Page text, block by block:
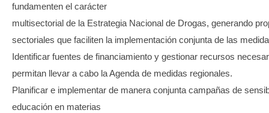
fundamenten el carácter
multisectorial de la Estrategia Nacional de Drogas, generando
sectoriales que faciliten la implementación conjunta de las
Identificar fuentes de financiamiento y gestionar recursos
permitan llevar a cabo la Agenda de medidas regionales.
Planificar e implementar de manera conjunta campañas de
educación en materias